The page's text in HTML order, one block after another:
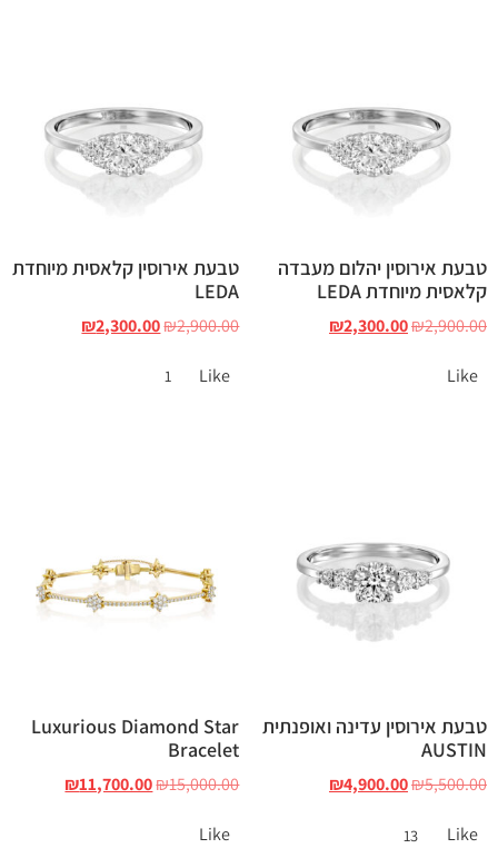
טבעת אירוסין יהלום מעבדה
קלאסית מיוחדת LEDA
₪2,900.00
₪2,300.00
Like
טבעת אירוסין קלאסית מיוחדת
LEDA
₪2,900.00
₪2,300.00
Like
1
טבעת אירוסין עדינה ואופנתית
AUSTIN
₪5,500.00
₪4,900.00
Like
13
Luxurious Diamond Star
Bracelet
₪15,000.00
₪11,700.00
Like